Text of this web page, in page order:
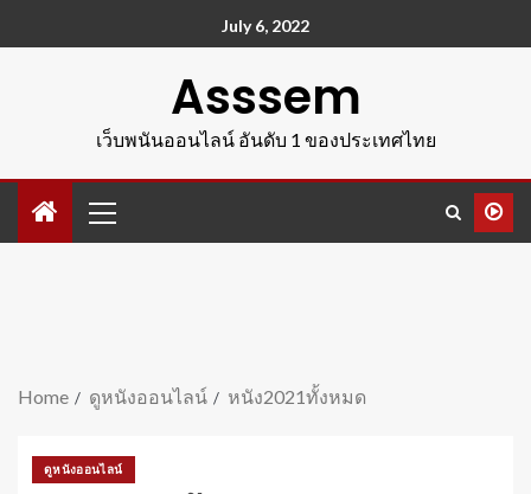
July 6, 2022
Asssem
เว็บพนันออนไลน์ อันดับ 1 ของประเทศไทย
Home ดูหนังออนไลน์ หนัง2021ทั้งหมด
ดูหนังออนไลน์